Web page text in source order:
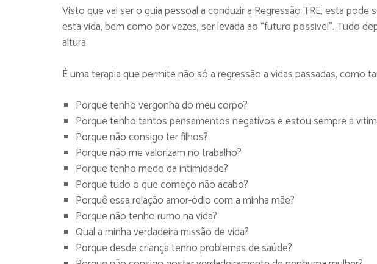
Visto que vai ser o guia pessoal a conduzir a Regressão TRE, esta pode
esta vida, bem como por vezes, ser levada ao “futuro possivel”. Tudo
altura.
É uma terapia que permite não só a regressão a vidas passadas, como
Porque tenho vergonha do meu corpo?
Porque tenho tantos pensamentos negativos e estou sempre a
Porque não consigo ter filhos?
Porque não me valorizam no trabalho?
Porque tenho medo da intimidade?
Porque tudo o que começo não acabo?
Porquê essa relação amor-ódio com a minha mãe?
Porque não tenho rumo na vida?
Qual a minha verdadeira missão de vida?
Porque desde criança tenho problemas de saúde?